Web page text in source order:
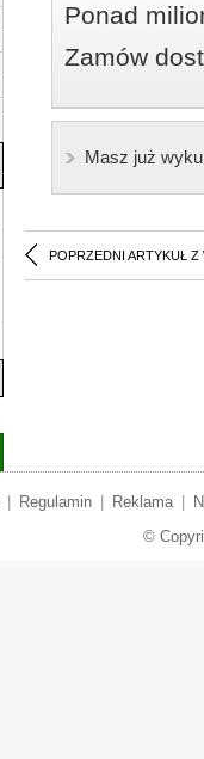
Ponad
Zamów
Masz już
POPRZEDNI ARTYKUŁ Z
Regulamin Reklama
©